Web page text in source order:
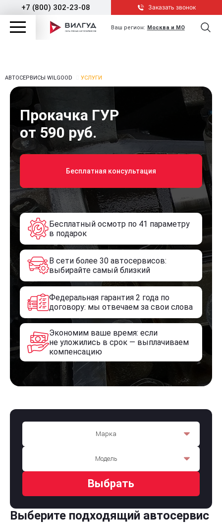
+7 (800) 302-23-08 Заказать звонок
Ваш регион: Москва и МО
АВТОСЕРВИСЫ WILGOOD УСЛУГИ
Прокачка ГУР
от 590 руб.
Бесплатная консультация
Бесплатный осмотр по 41 параметру
в подарок
В сети более 30 автосервисов:
выбирайте самый близкий
Федеральная гарантия 2 года по
договору: мы отвечаем за свои слова
Экономим ваше время: если
не уложились в срок — выплачиваем
компенсацию
Марка
Модель
Выбрать
Выберите подходящий автосервис